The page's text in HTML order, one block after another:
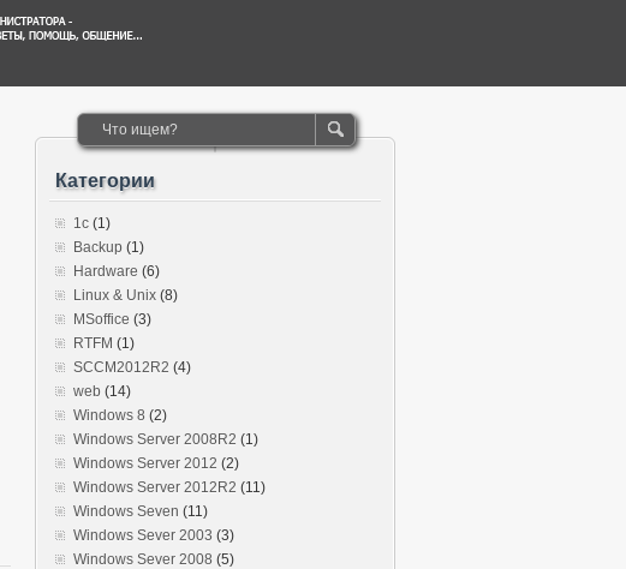
Категории
1c (1)
Backup (1)
Hardware (6)
Linux & Unix (8)
MSoffice (3)
RTFM (1)
SCCM2012R2 (4)
web (14)
Windows 8 (2)
Windows Server 2008R2 (1)
Windows Server 2012 (2)
Windows Server 2012R2 (11)
Windows Seven (11)
Windows Sever 2003 (3)
Windows Sever 2008 (5)